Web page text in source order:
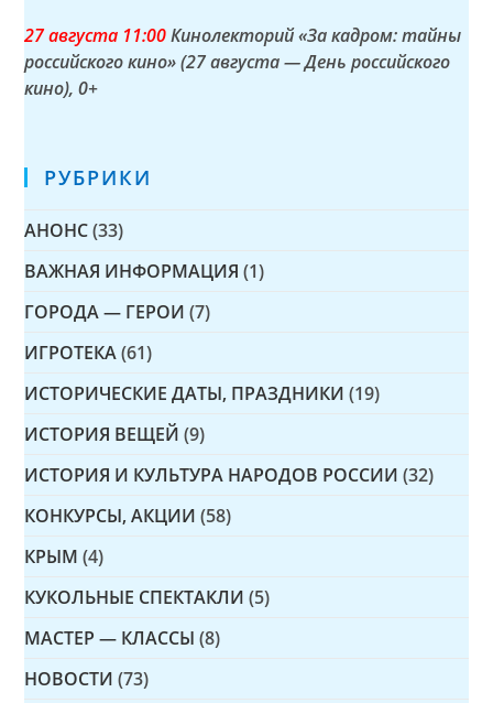
27 августа 11:00Кинолекторий «За кадром: тайны
российского кино» (27 августа — День российского
кино), 0+
РУБРИКИ
АНОНС (33)
ВАЖНАЯ ИНФОРМАЦИЯ (1)
ГОРОДА — ГЕРОИ (7)
ИГРОТЕКА (61)
ИСТОРИЧЕСКИЕ ДАТЫ, ПРАЗДНИКИ (19)
ИСТОРИЯ ВЕЩЕЙ (9)
ИСТОРИЯ И КУЛЬТУРА НАРОДОВ РОССИИ (32)
КОНКУРСЫ, АКЦИИ (58)
КРЫМ (4)
КУКОЛЬНЫЕ СПЕКТАКЛИ (5)
МАСТЕР — КЛАССЫ (8)
НОВОСТИ (73)